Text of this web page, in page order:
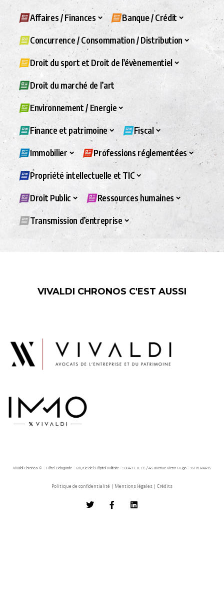
Affaires / Finances Banque / Crédit
Concurrence / Consommation / Distribution
Droit du sport et Droit de l’évènementiel
Droit du marché de l’art
Environnement / Energie
Finance et patrimoine Fiscal
Immobilier Professions réglementées
Propriété intellectuelle et TIC
Droit Public Ressources humaines
Transmission d’entreprise
VIVALDI CHRONOS C'EST AUSSI
Vivaldi Chronos © - Hôtel Delagarde - 120, rue de l'Hôpital Militaire - 59043 LILLE / 45 avenue Victor Hugo - 75116 PARIS
Politique de confidentialité | Mentions légales | Crédits